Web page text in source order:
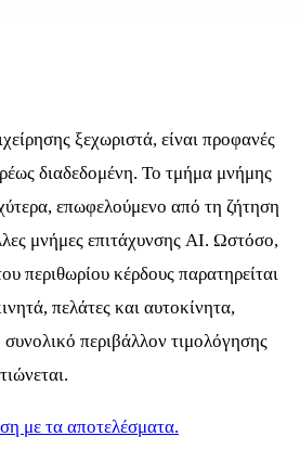
ξεχωριστά, είναι προφανές
διαδεδομένη. Το τμήμα μνήμης
επωφελούμενο από τη ζήτηση
μνήμες επιτάχυνσης AI. Ωστόσο,
περιθωρίου κέρδους παρατηρείται
πελάτες και αυτοκίνητα,
συνολικό περιβάλλον τιμολόγησης
με τα αποτελέσματα.